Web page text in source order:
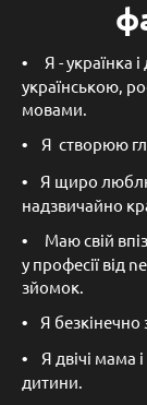
• Я - українка
українською,
мовами.
• Я створюю
• Я щиро люблю
надзвичайно
• Маю свій
у професії від
зйомок.
• Я безкінечно
•
Я двічі мама
дитини.